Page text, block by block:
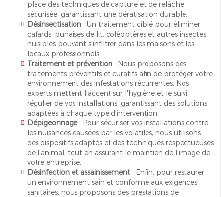
place des techniques de capture et de relâche
sécurisée, garantissant une dératisation durable.
Désinsectisation : Un traitement ciblé pour éliminer
cafards, punaises de lit, coléoptères et autres insectes
nuisibles pouvant s'infiltrer dans les maisons et les
locaux professionnels.
Traitement et prévention : Nous proposons des
traitements préventifs et curatifs afin de protéger votre
environnement des infestations récurrentes. Nos
experts mettent l'accent sur l'hygiène et le suivi
régulier de vos installations, garantissant des solutions
adaptées à chaque type d'intervention.
Dépigeonnage: Pour sécuriser vos installations contre
les nuisances causées par les volatiles, nous utilisons
des dispositifs adaptés et des techniques respectueuses
de l'animal, tout en assurant le maintien de l'image de
votre entreprise.
Désinfection et assainissement : Enfin, pour restaurer
un environnement sain et conforme aux exigences
sanitaires, nous proposons des prestations de